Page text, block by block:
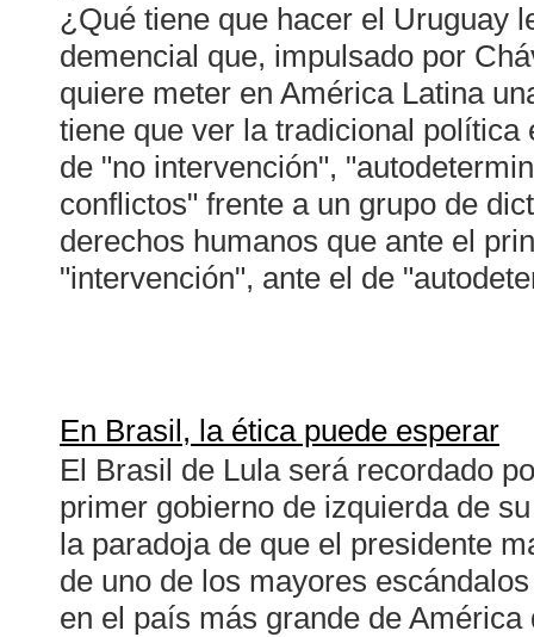
¿Qué tiene que hacer el Uruguay
demencial que, impulsado por
quiere meter en América Latina
tiene que ver la tradicional
de "no intervención",
conflictos" frente a un grupo de
derechos humanos que ante el
"intervención", ante el de
En Brasil, la ética puede esperar
El Brasil de Lula será recordado
primer gobierno de izquierda de
la paradoja de que el presidente
de uno de los mayores
en el país más grande de América